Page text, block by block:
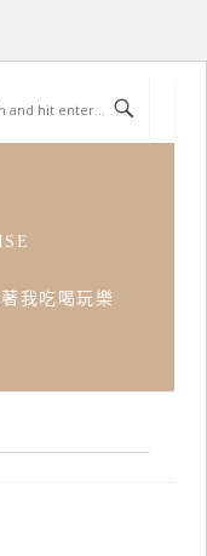
我吃喝玩樂